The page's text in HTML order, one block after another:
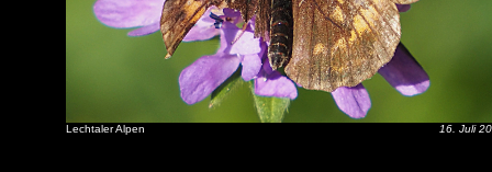
Lechtaler Alpen 16. Juli